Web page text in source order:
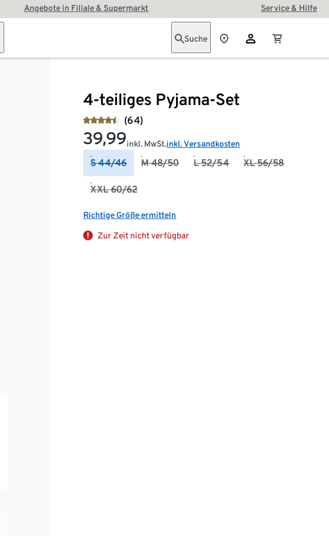
Angebote in Filiale & Supermarkt Service & Hilfe
Suche
4-teiliges Pyjama-Set
(64)
39,99inkl. MwSt.inkl. Versandkosten
S 44/46 M 48/50 L 52/54 XL 56/58
XXL 60/62
Richtige Größe ermitteln
Zur Zeit nicht verfügbar